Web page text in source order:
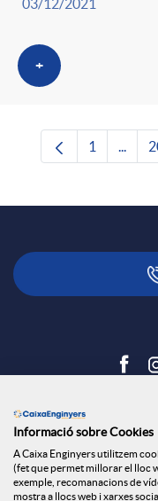
03/12/2021
+
Pàgina
1 ...
Informació sobre Cookies
A Caixa Enginyers utilitzem
(fet que permet millorar el lloc
exemple, recomanacions de
mostra a llocs web i xarxes